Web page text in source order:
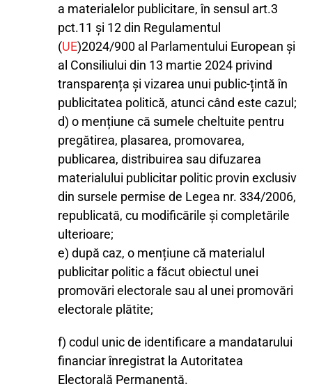
a materialelor publicitare, în sensul art.3
pct.11 și 12 din Regulamentul
(UE)2024/900 al Parlamentului European și
al Consiliului din 13 martie 2024 privind
transparența și vizarea unui public-țintă în
publicitatea politică, atunci când este cazul;
d) o mențiune că sumele cheltuite pentru
pregătirea, plasarea, promovarea,
publicarea, distribuirea sau difuzarea
materialului publicitar politic provin exclusiv
din sursele permise de Legea nr. 334/2006,
republicată, cu modificările și completările
ulterioare;
e) după caz, o mențiune că materialul
publicitar politic a făcut obiectul unei
promovări electorale sau al unei promovări
electorale plătite;
f) codul unic de identificare a mandatarului
financiar înregistrat la Autoritatea
Electorală Permanentă.